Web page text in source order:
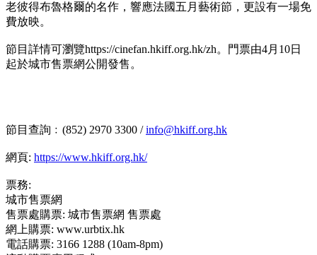
老彼得布魯格爾的名作，響應法國五月藝術節，更設有一場免
費放映。
節目詳情可瀏覽https://cinefan.hkiff.org.hk/zh。門票由4月10日
起於城市售票網公開發售。
節目查詢﹕(852) 2970 3300 /info@hkiff.org.hk
網頁: https://www.hkiff.org.hk/
票務:
城市售票網
售票處購票: 城市售票網 售票處
網上購票: www.urbtix.hk
電話購票: 3166 1288 (10am-8pm)